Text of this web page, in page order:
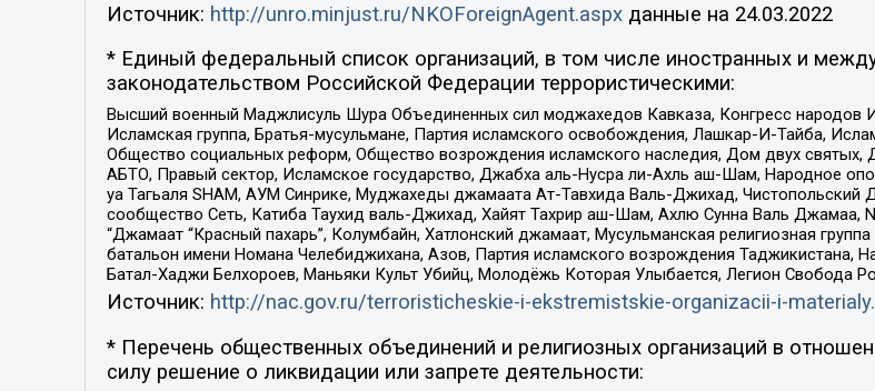
Источник: http://unro.minjust.ru/NKOForeignAgent.aspxданные на 24.03.2022
* Единый федеральный список организаций, в том числе иностранных и
законодательством Российской Федерации террористическими:
Высший военный Маджлисуль Шура Объединенных сил моджахедов Кавказа, Конгресс народов
Исламская группа, Братья-мусульмане, Партия исламского освобождения, Лашкар-И-Тайба,
Общество социальных реформ, Общество возрождения исламского наследия, Дом двух
АБТО, Правый сектор, Исламское государство, Джабха аль-Нусра ли-Ахль аш-Шам, Народное
уа Тагьаля SHAM, АУМ Синрике, Муджахеды джамаата Ат-Тавхида Валь-Джихад, Чистопольский
сообщество Сеть, Катиба Таухид валь-Джихад, Хайят Тахрир аш-Шам, Ахлю Сунна Валь Джамаа,
“Джамаат “Красный пахарь”, Колумбайн, Хатлонский джамаат, Мусульманская религиозная
батальон имени Номана Челебиджихана, Азов, Партия исламского возрождения Таджикистана,
Батал-Хаджи Белхороев, Маньяки Культ Убийц, Молодёжь Которая Улыбается, Легион Свобода
Источник: http://nac.gov.ru/terroristicheskie-i-ekstremistskie-organizacii-i-
* Перечень общественных объединений и религиозных организаций в
силу решение о ликвидации или запрете деятельности: